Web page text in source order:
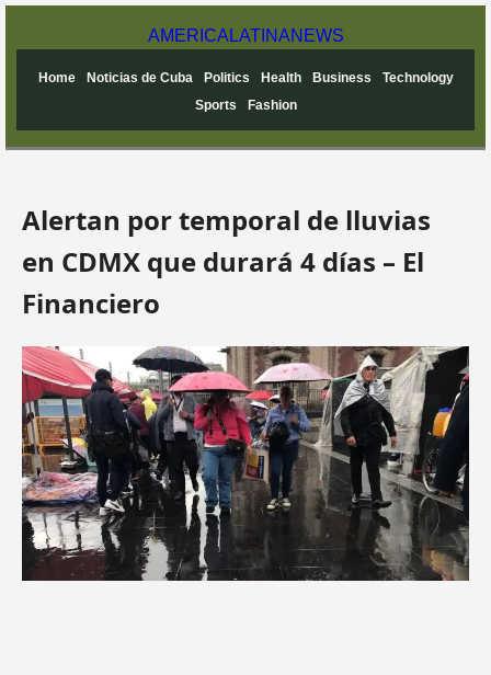
AMERICA LATINANEWS
Home Noticias de Cuba Politics Health Business
Technology
Sports
Fashion
Alertan por temporal de lluvias
en CDMX que durará 4 días – El
Financiero